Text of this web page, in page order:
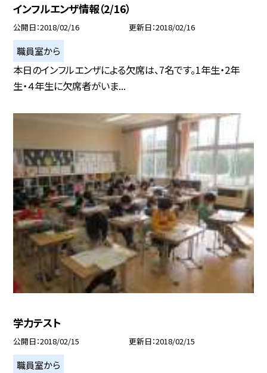
インフルエンザ情報（2/16）
公開日 2018/02/16 更新日 2018/02/16
職員室から
本日のインフルエンザによる欠席は、7名です。1年生・2年
生・４年生に欠席者がいま...
学力テスト
公開日 2018/02/15 更新日 2018/02/15
職員室から